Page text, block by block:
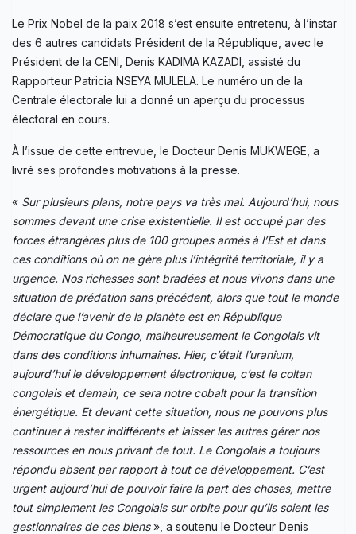
Le Prix Nobel de la paix 2018 s’est ensuite entretenu, à l’instar
des 6 autres candidats Président de la République, avec le
Président de la CENI, Denis KADIMA KAZADI, assisté du
Rapporteur Patricia NSEYA MULELA. Le numéro un de la
Centrale électorale lui a donné un aperçu du processus
électoral en cours.
À l’issue de cette entrevue, le Docteur Denis MUKWEGE, a
livré ses profondes motivations à la presse.
« Sur plusieurs plans, notre pays va très mal. Aujourd’hui, nous
sommes devant une crise existentielle. Il est occupé par des
forces étrangères plus de 100 groupes armés à l’Est et dans
ces conditions où on ne gère plus l’intégrité territoriale, il y a
urgence. Nos richesses sont bradées et nous vivons dans une
situation de prédation sans précédent, alors que tout le monde
déclare que l’avenir de la planète est en République
Démocratique du Congo, malheureusement le Congolais vit
dans des conditions inhumaines. Hier, c’était l’uranium,
aujourd’hui le développement électronique, c’est le coltan
congolais et demain, ce sera notre cobalt pour la transition
énergétique. Et devant cette situation, nous ne pouvons plus
continuer à rester indifférents et laisser les autres gérer nos
ressources en nous privant de tout. Le Congolais a toujours
répondu absent par rapport à tout ce développement. C’est
urgent aujourd’hui de pouvoir faire la part des choses, mettre
tout simplement les Congolais sur orbite pour qu’ils soient les
gestionnaires de ces biens», a soutenu le Docteur Denis